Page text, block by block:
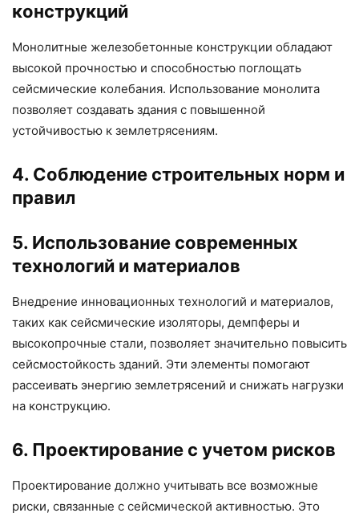
конструкций
Монолитные железобетонные конструкции обладают
высокой прочностью и способностью поглощать
сейсмические колебания. Использование монолита
позволяет создавать здания с повышенной
устойчивостью к землетрясениям.
4. Соблюдение строительных норм и
правил
5. Использование современных
технологий и материалов
Внедрение инновационных технологий и материалов,
таких как сейсмические изоляторы, демпферы и
высокопрочные стали, позволяет значительно повысить
сейсмостойкость зданий. Эти элементы помогают
рассеивать энергию землетрясений и снижать нагрузки
на конструкцию.
6. Проектирование с учетом рисков
Проектирование должно учитывать все возможные
риски, связанные с сейсмической активностью. Это